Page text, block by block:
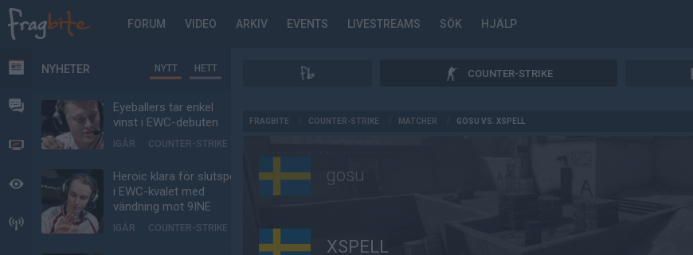
FORUM VIDEO ARKIV EVENTS LIVESTREAMS SÖK HJÄLP
NYHETER
FORUM
VIDEO
BEVAKAT
HÄNDELSER
NYHETER NYTT HETT
Eyeballers tar enkel
vinst i EWC-debuten
IGÅR COUNTER-STRIKE
Heroic klara för slutspel
i EWC-kvalet med
vändning mot 9INE
IGÅR COUNTER-STRIKE
COUNTER-STRIKE
FRAGBITE COUNTER-STRIKE MATCHER GOSU VS. XSPELL
gosu
XSPELL